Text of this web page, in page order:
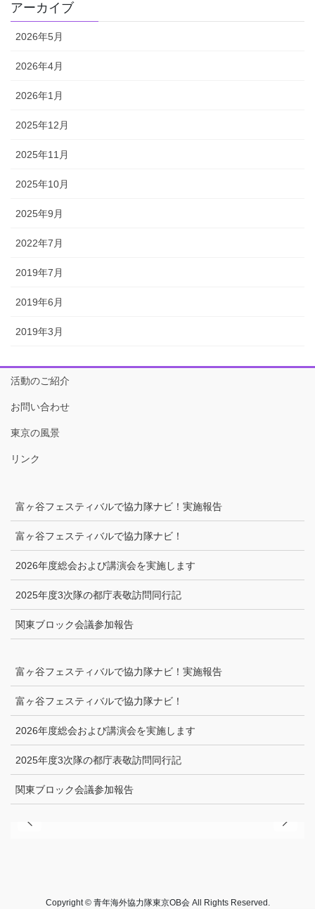
アーカイブ
2026年5月
2026年4月
2026年1月
2025年12月
2025年11月
2025年10月
2025年9月
2022年7月
2019年7月
2019年6月
2019年3月
活動のご紹介
お問い合わせ
東京の風景
リンク
富ヶ谷フェスティバルで協力隊ナビ！実施報告
富ヶ谷フェスティバルで協力隊ナビ！
2026年度総会および講演会を実施します
2025年度3次隊の都庁表敬訪問同行記
関東ブロック会議参加報告
富ヶ谷フェスティバルで協力隊ナビ！実施報告
富ヶ谷フェスティバルで協力隊ナビ！
2026年度総会および講演会を実施します
2025年度3次隊の都庁表敬訪問同行記
関東ブロック会議参加報告
Copyright © 青年海外協力隊東京OB会 All Rights Reserved.